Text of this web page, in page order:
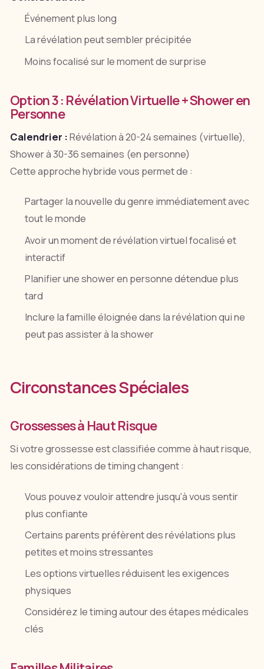
Événement plus long
La révélation peut sembler précipitée
Moins focalisé sur le moment de surprise
Option 3 : Révélation Virtuelle + Shower en
Personne
Calendrier :Révélation à 20-24 semaines (virtuelle),
Shower à 30-36 semaines (en personne)
Cette approche hybride vous permet de :
Partager la nouvelle du genre immédiatement avec
tout le monde
Avoir un moment de révélation virtuel focalisé et
interactif
Planifier une shower en personne détendue plus
tard
Inclure la famille éloignée dans la révélation qui ne
peut pas assister à la shower
Circonstances Spéciales
Grossesses à Haut Risque
Si votre grossesse est classifiée comme à haut risque,
les considérations de timing changent :
Vous pouvez vouloir attendre jusqu'à vous sentir
plus confiante
Certains parents préfèrent des révélations plus
petites et moins stressantes
Les options virtuelles réduisent les exigences
physiques
Considérez le timing autour des étapes médicales
clés